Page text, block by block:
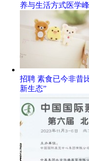
养与生活方式医学
招聘 素食已今非昔
新生态”